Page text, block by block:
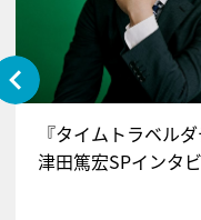
『タイムトラベル
津田篤宏SPイ